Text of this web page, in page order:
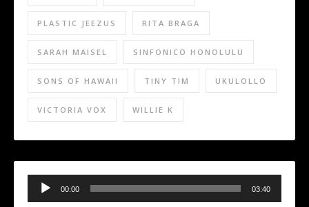
PLASTIC JEEZUS RITA BRAGA
SARAH MAISEL SINFONICO HONOLULU
SONS OF HAWAII TINY TIM UKULOLLO
VICTORIA VOX WILLIE K
Audio
Player
00:00 03:40